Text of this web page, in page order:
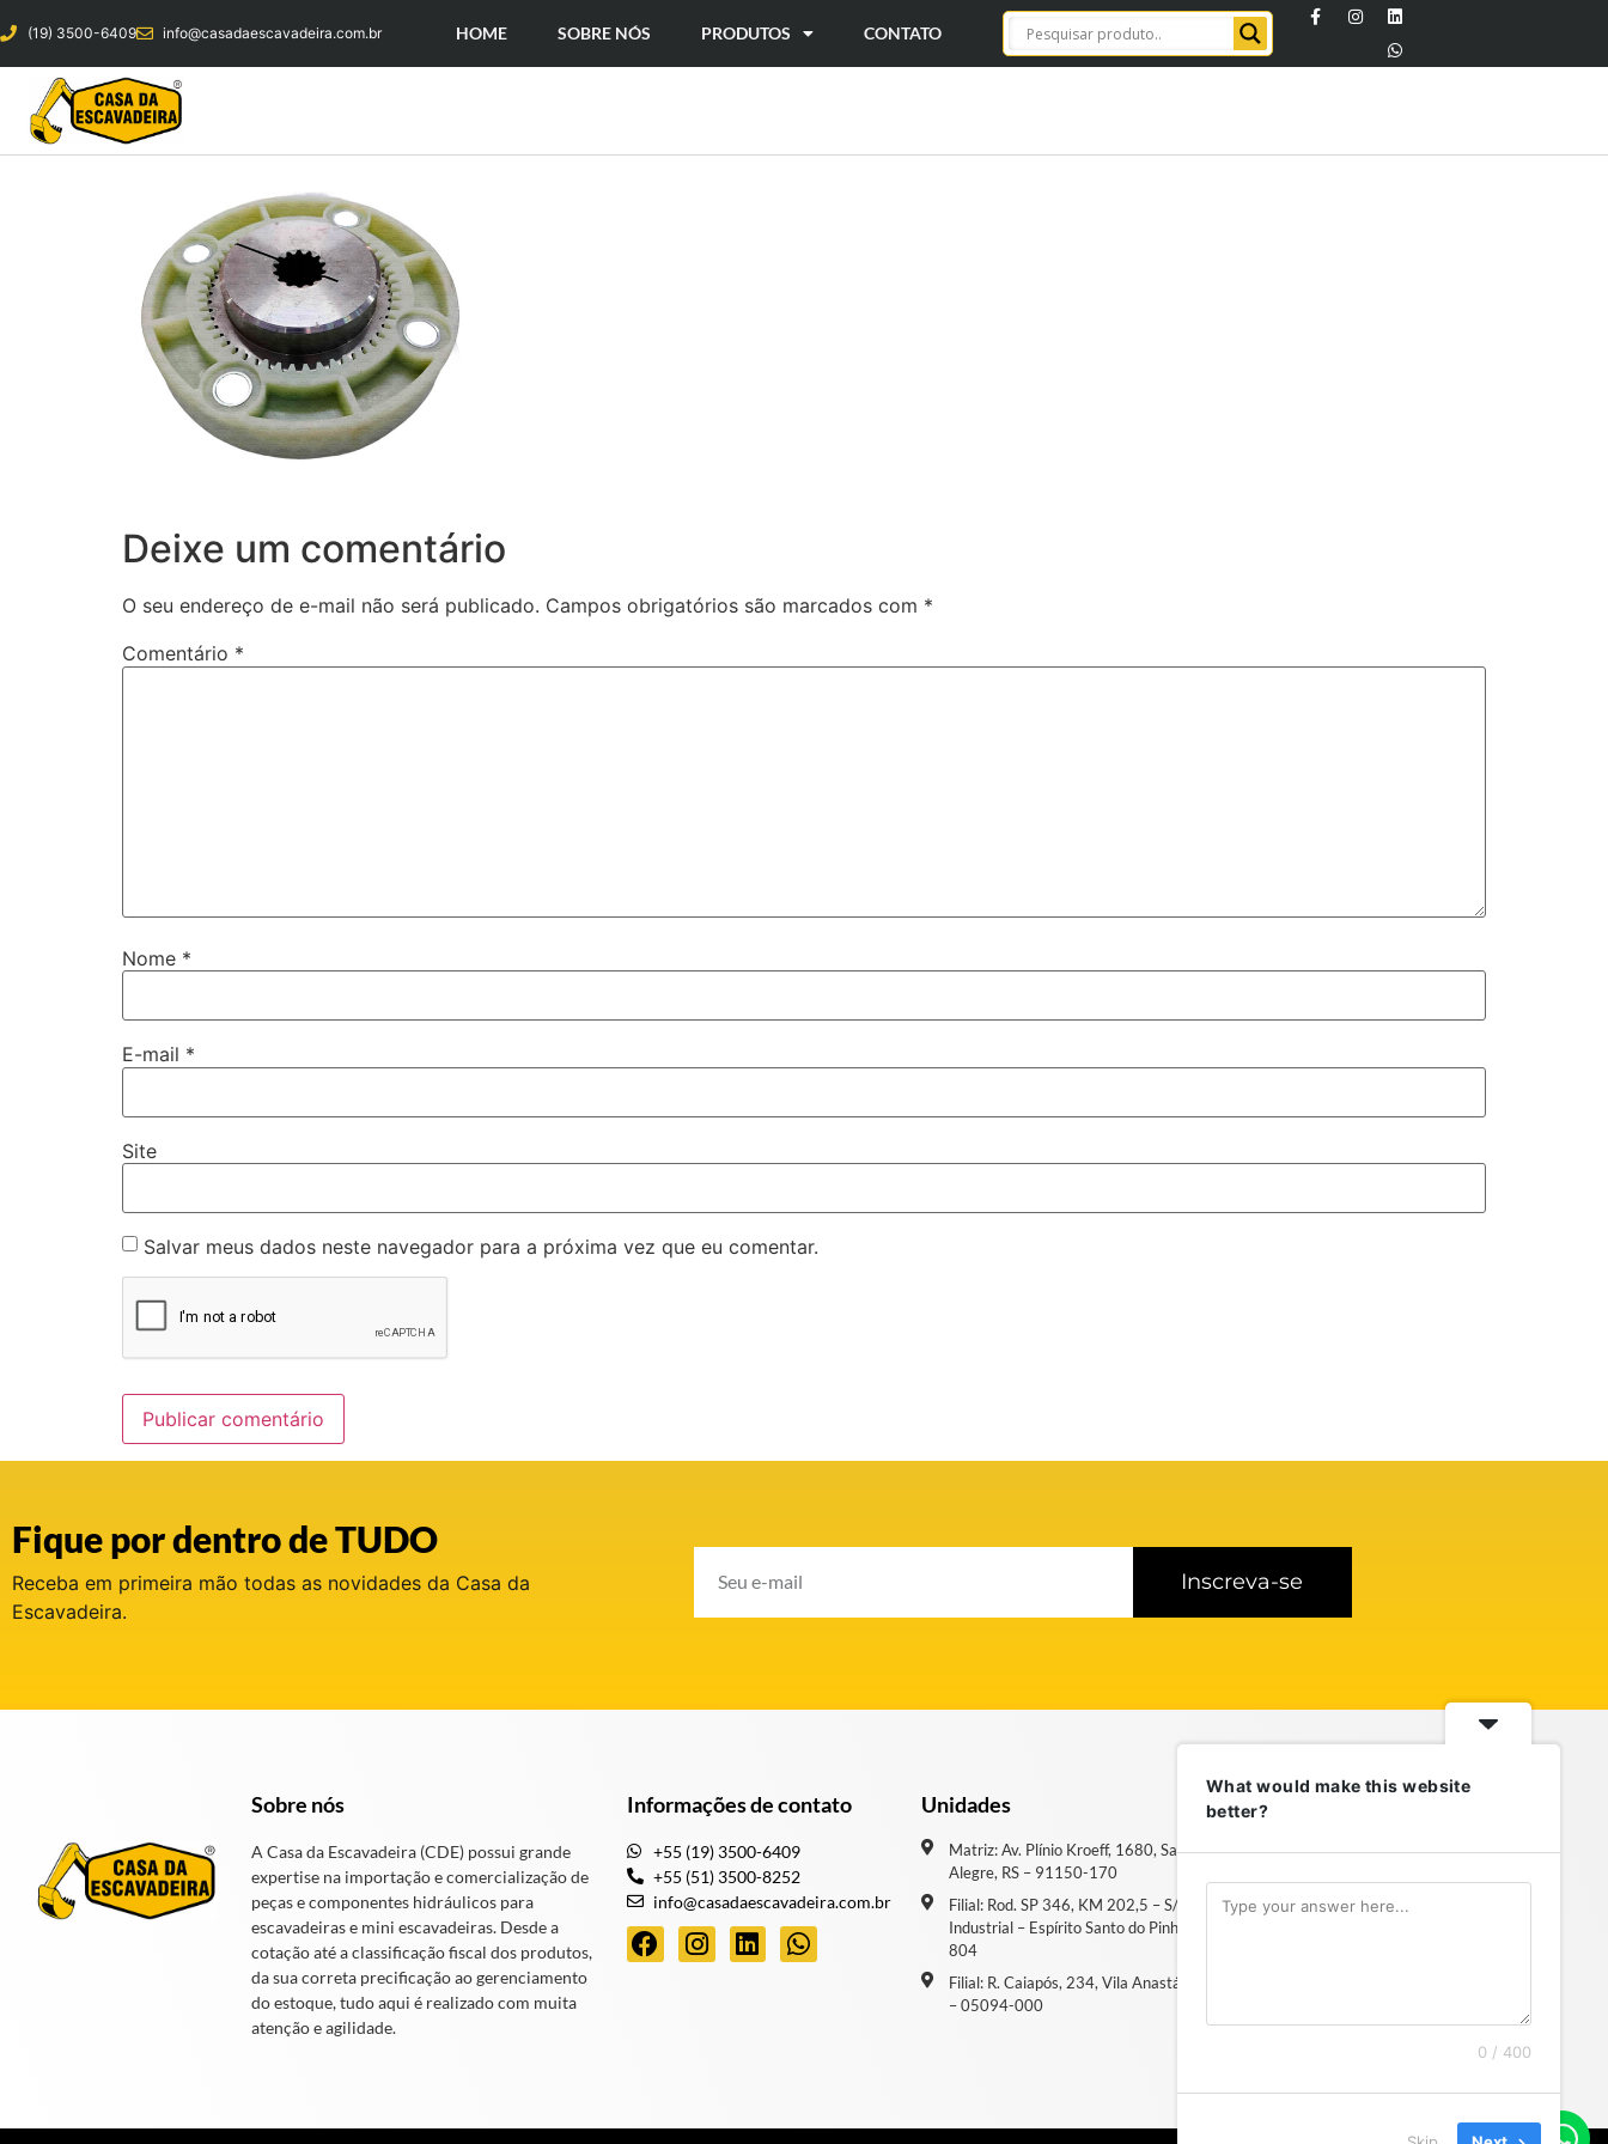
(19) 3500-6409 info@casadaescavadeira.com.br HOME SOBRE NÓS PRODUTOS CONTATO
Deixe um comentário
O seu endereço de e-mail não será publicado. Campos obrigatórios são marcados com *
Comentário *
Nome *
E-mail *
Site
Salvar meus dados neste navegador para a próxima vez que eu comentar.
Fique por dentro de TUDO
Receba em primeira mão todas as novidades da Casa da
Escavadeira.
Inscreva-se
Sobre nós
A Casa da Escavadeira (CDE) possui grande
expertise na importação e comercialização de
peças e componentes hidráulicos para
escavadeiras e mini escavadeiras. Desde a
cotação até a classificação fiscal dos produtos,
da sua correta precificação ao gerenciamento
do estoque, tudo aqui é realizado com muita
atenção e agilidade.
Informações de contato
+55 (19) 3500-6409
+55 (51) 3500-8252
info@casadaescavadeira.com.br
Unidades
Matriz: Av. Plínio Kroeff, 1680, Sarandi – Porto
Alegre, RS – 91150-170
Filial: Rod. SP 346, KM 202,5 – S/N, Distrito
Industrial – Espírito Santo do Pinhal, SP – 13994-
804
Filial: R. Caiapós, 234, Vila Anastácio – São Paulo, SP
– 05094-000
What would make this website
better?
0 / 400